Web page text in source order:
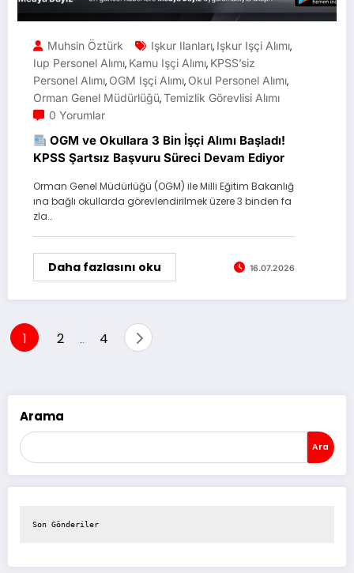
Muhsin Öztürk Işkur Ilanları, Işkur Işçi Alımı,
Iup Personel Alımı, Kamu Işçi Alımı, KPSS’siz
Personel Alımı, OGM Işçi Alımı, Okul Personel Alımı,
Orman Genel Müdürlüğü,Temizlik Görevlisi Alımı
0 Yorumlar
OGM ve Okullara 3 Bin İşçi Alımı Başladı!
KPSS Şartsız Başvuru Süreci Devam Ediyor
Orman Genel Müdürlüğü (OGM) ile Milli Eğitim Bakanlığ
ına bağlı okullarda görevlendirilmek üzere 3 binden fa
zla…
Daha fazlasını oku 16.07.2026
Yazı
1 2 … 4
Arama
Ara
Son Gönderiler